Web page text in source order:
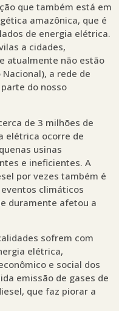
que também está em
amazônica, que é
de energia elétrica.
a cidades,
atualmente não estão
a rede de
do nosso
de 3 milhões de
elétrica ocorre de
usinas
e ineficientes. A
por vezes também é
climáticos
duramente afetou a
sofrem com
elétrica,
e social dos
emissão de gases de
que faz piorar a